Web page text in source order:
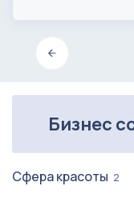
Бизнес
Сфера красоты 2